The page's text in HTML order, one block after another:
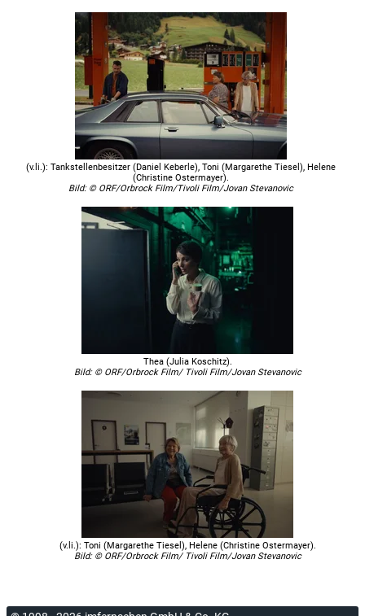
(v.li.): Tankstellenbesitzer (Daniel Keberle), Toni (Margarethe Tiesel), Helene
(Christine Ostermayer).
Bild: © ORF/Orbrock Film/Tivoli Film/Jovan Stevanovic
Thea (Julia Koschitz).
Bild: © ORF/Orbrock Film/ Tivoli Film/Jovan Stevanovic
(v.li.): Toni (Margarethe Tiesel), Helene (Christine Ostermayer).
Bild: © ORF/Orbrock Film/ Tivoli Film/Jovan Stevanovic